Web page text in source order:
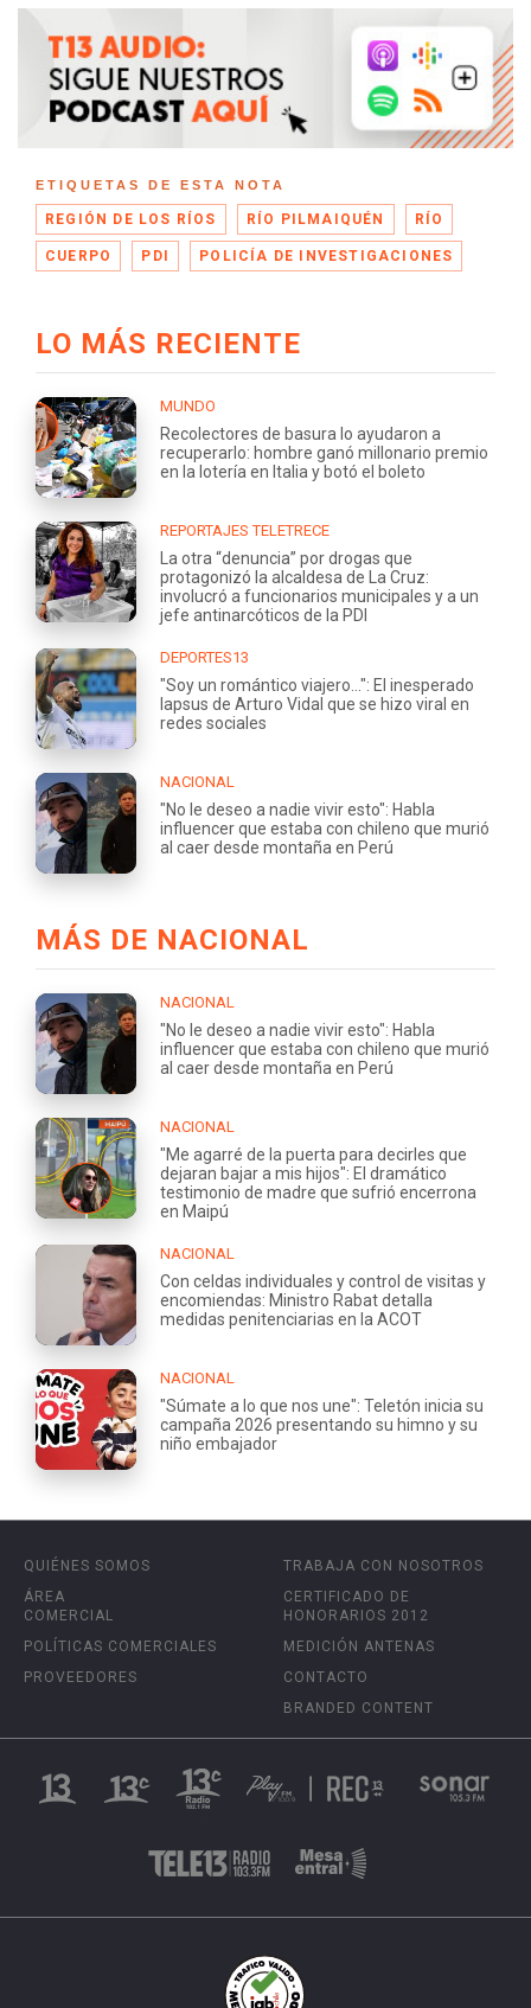
ETIQUETAS DE ESTA NOTA
REGIÓN DE LOS RÍOS RÍO PILMAIQUÉN RÍO
CUERPO PDI POLICÍA DE INVESTIGACIONES
LO MÁS RECIENTE
MUNDO
Recolectores de basura lo ayudaron a
recuperarlo: hombre ganó millonario premio
en la lotería en Italia y botó el boleto
REPORTAJES TELETRECE
La otra “denuncia” por drogas que
protagonizó la alcaldesa de La Cruz:
involucró a funcionarios municipales y a un
jefe antinarcóticos de la PDI
DEPORTES13
"Soy un romántico viajero...": El inesperado
lapsus de Arturo Vidal que se hizo viral en
redes sociales
NACIONAL
"No le deseo a nadie vivir esto": Habla
influencer que estaba con chileno que murió
al caer desde montaña en Perú
MÁS DE NACIONAL
NACIONAL
"No le deseo a nadie vivir esto": Habla
influencer que estaba con chileno que murió
al caer desde montaña en Perú
NACIONAL
"Me agarré de la puerta para decirles que
dejaran bajar a mis hijos": El dramático
testimonio de madre que sufrió encerrona
en Maipú
NACIONAL
Con celdas individuales y control de visitas y
encomiendas: Ministro Rabat detalla
medidas penitenciarias en la ACOT
NACIONAL
"Súmate a lo que nos une": Teletón inicia su
campaña 2026 presentando su himno y su
niño embajador
QUIÉNES SOMOS
ÁREA
COMERCIAL
POLÍTICAS COMERCIALES
PROVEEDORES
TRABAJA CON NOSOTROS
CERTIFICADO DE
HONORARIOS 2012
MEDICIÓN ANTENAS
CONTACTO
BRANDED CONTENT